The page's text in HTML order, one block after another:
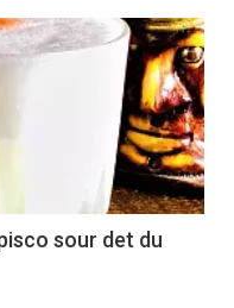
sour det du